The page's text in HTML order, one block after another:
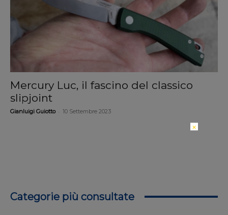
Mercury Luc, il fascino del classico
slipjoint
Gianluigi Guiotto 10 Settembre 2023
Categorie più consultate
×